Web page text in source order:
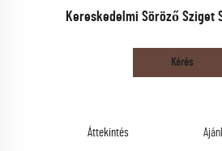
Kereskedelmi Söröző Sziget
Kérés
Áttekintés